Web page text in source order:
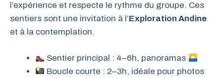
l’expérience et respecte le rythme du groupe. Ces
sentiers sont une invitation à l’Exploration Andine
et à la contemplation.
Sentier principal : 4–6h, panoramas
Boucle courte : 2–3h, idéale pour photos